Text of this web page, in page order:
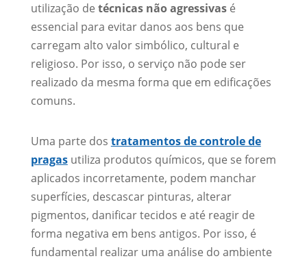
utilização de técnicas não agressivasé
essencial para evitar danos aos bens que
carregam alto valor simbólico, cultural e
religioso. Por isso, o serviço não pode ser
realizado da mesma forma que em edificações
comuns.
Uma parte dos tratamentos de controle de
pragasutiliza produtos químicos, que se forem
aplicados incorretamente, podem manchar
superfícies, descascar pinturas, alterar
pigmentos, danificar tecidos e até reagir de
forma negativa em bens antigos. Por isso, é
fundamental realizar uma análise do ambiente